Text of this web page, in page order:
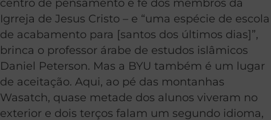
Igrreja de Jesus Cristo – e “uma espécie de escola
de acabamento para [santos dos últimos dias]”,
brinca o professor árabe de estudos islâmicos
Daniel Peterson. Mas a BYU também é um lugar
de aceitação. Aqui, ao pé das montanhas
Wasatch, quase metade dos alunos viveram no
exterior e dois terços falam um segundo idioma,